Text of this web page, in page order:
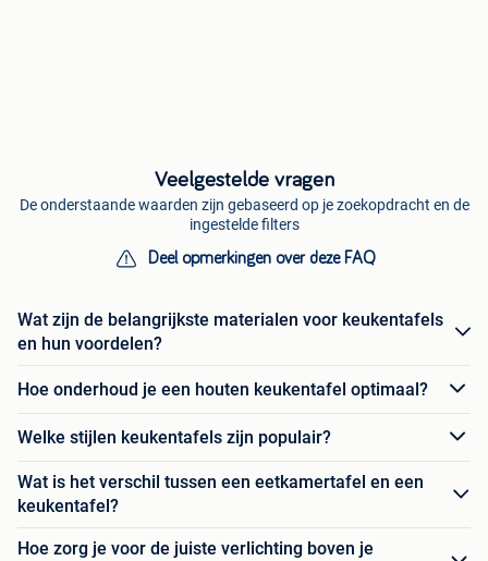
Veelgestelde vragen
De onderstaande waarden zijn gebaseerd op je zoekopdracht en de
ingestelde filters
Deel opmerkingen over deze FAQ
Wat zijn de belangrijkste materialen voor keukentafels
en hun voordelen?
Hoe onderhoud je een houten keukentafel optimaal?
Welke stijlen keukentafels zijn populair?
Wat is het verschil tussen een eetkamertafel en een
keukentafel?
Hoe zorg je voor de juiste verlichting boven je